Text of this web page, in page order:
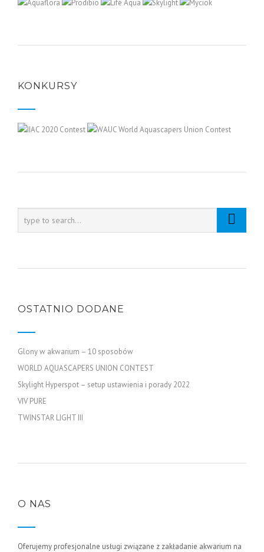
KONKURSY
OSTATNIO DODANE
Glony w akwarium – 10 sposobów
WORLD AQUASCAPERS UNION CONTEST
Skylight Hyperspot – setup ustawienia i porady 2022
VIV PURE
TWINSTAR LIGHT III
O NAS
Oferujemy profesjonalne usługi związane z zakładanie akwarium na